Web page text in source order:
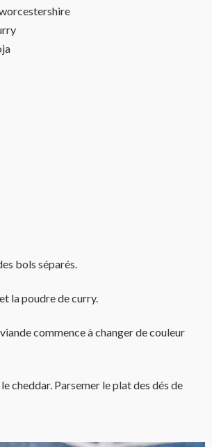
bols séparés.
la poudre de curry.
commence à changer de couleur
cheddar. Parsemer le plat des dés de